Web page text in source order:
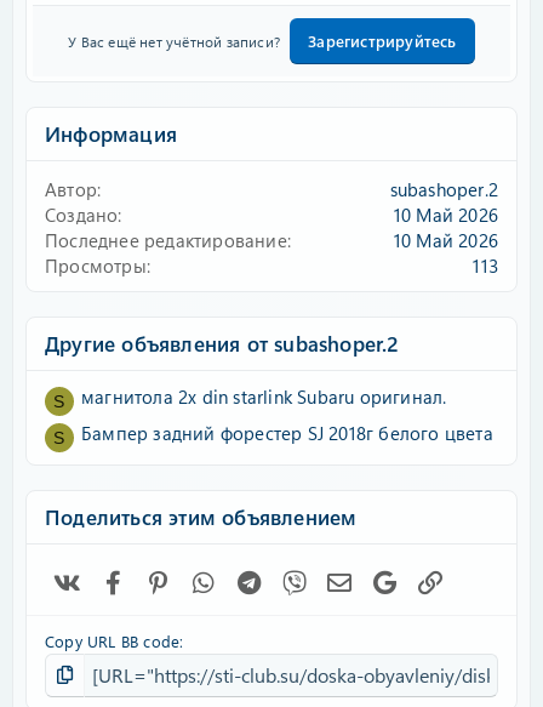
У Вас ещё нет учётной записи? Зарегистрируйтесь
Информация
Автор
subashoper.2
Создано
10 Май 2026
Последнее редактирование
10 Май 2026
Просмотры
113
Другие объявления от subashoper.2
S магнитола 2х din starlink Subaru оригинал.
S Бампер задний форестер SJ 2018г белого цвета
Поделиться этим объявлением
FacebookPinterestWhatsAppTelegram
Viber Электронная почта
Google
Copy URL BB code